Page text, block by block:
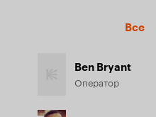
Все
Ben Bryant
Оператор